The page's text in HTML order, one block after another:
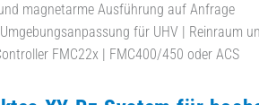
magnetarme Ausführung auf Anfrage
für UHV | Reinraum
FMC22x | FMC400/450 oder ACS